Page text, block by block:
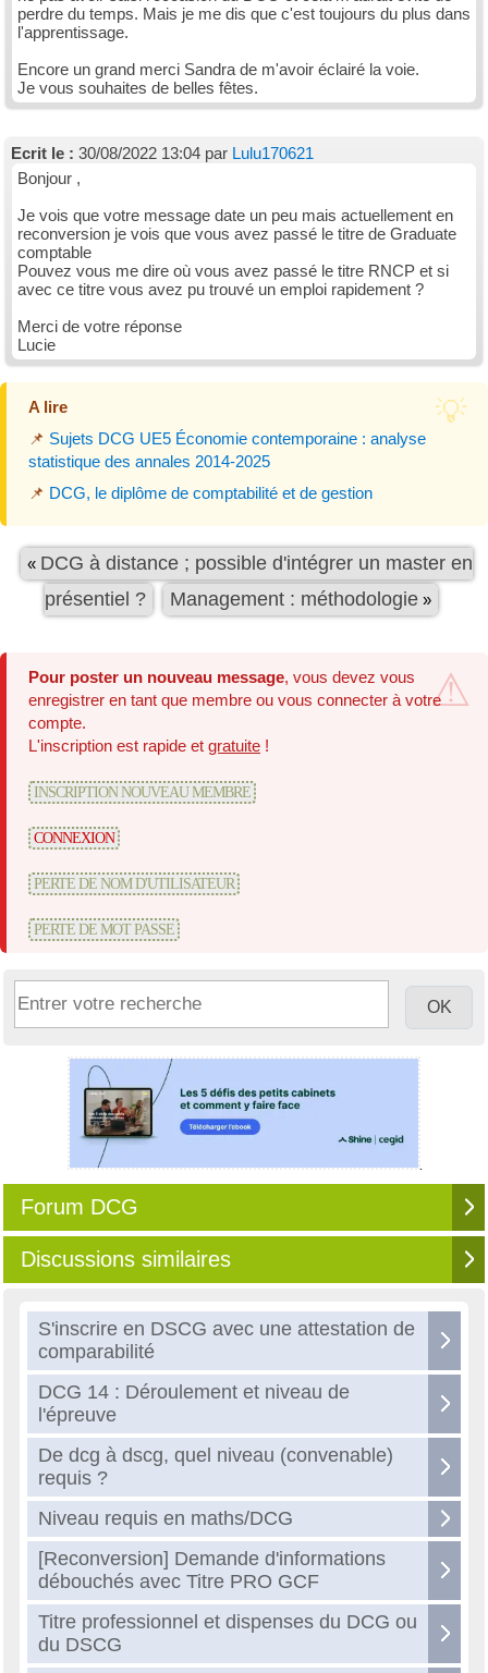
perdre du temps. Mais je me dis que c'est toujours du plus dans
l'apprentissage.
Encore un grand merci Sandra de m'avoir éclairé la voie.
Je vous souhaites de belles fêtes.
Ecrit le : 30/08/2022 13:04 par Lulu170621
Bonjour ,
Je vois que votre message date un peu mais actuellement en
reconversion je vois que vous avez passé le titre de Graduate
comptable
Pouvez vous me dire où vous avez passé le titre RNCP et si
avec ce titre vous avez pu trouvé un emploi rapidement ?
Merci de votre réponse
Lucie
A lire
📌 Sujets DCG UE5 Économie contemporaine : analyse
statistique des annales 2014-2025
📌 DCG, le diplôme de comptabilité et de gestion
« DCG à distance ; possible d'intégrer un master en
présentiel ?
Management : méthodologie »
Pour poster un nouveau message, vous devez vous
enregistrer en tant que membre ou vous connecter à votre
compte.
L'inscription est rapide et gratuite !
INSCRIPTION NOUVEAU MEMBRE
CONNEXION
PERTE DE NOM D'UTILISATEUR
PERTE DE MOT PASSE
Forum DCG
Discussions similaires
S'inscrire en DSCG avec une attestation de
comparabilité
DCG 14 : Déroulement et niveau de
l'épreuve
De dcg à dscg, quel niveau (convenable)
requis ?
Niveau requis en maths/DCG
[Reconversion] Demande d'informations
débouchés avec Titre PRO GCF
Titre professionnel et dispenses du DCG ou
du DSCG